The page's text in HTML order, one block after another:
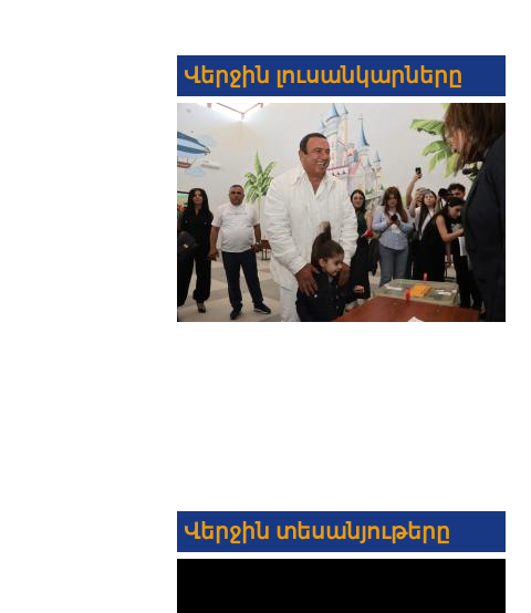
Վերջին լուսանկարները
Վերջին տեսանյութերը